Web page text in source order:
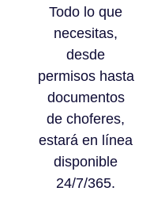
Todo lo que
necesitas,
desde
permisos hasta
documentos
de choferes,
estará en línea
disponible
24/7/365.